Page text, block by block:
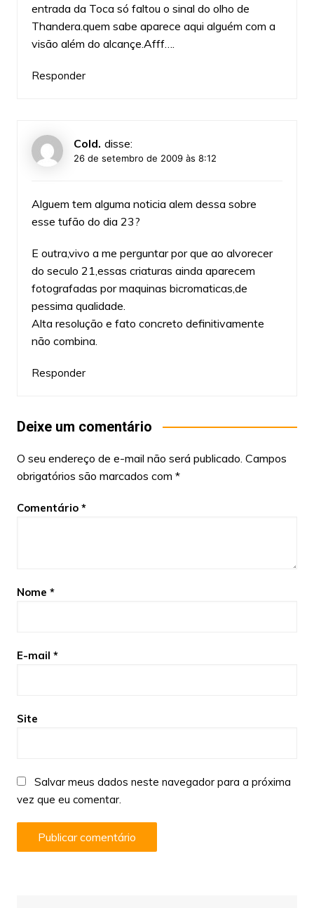
entrada da Toca só faltou o sinal do olho de
Thandera.quem sabe aparece aqui alguém com a
visão além do alcançe.Afff….
Responder
Cold. disse:
26 de setembro de 2009 às 8:12
Alguem tem alguma noticia alem dessa sobre
esse tufão do dia 23?
E outra,vivo a me perguntar por que ao alvorecer
do seculo 21,essas criaturas ainda aparecem
fotografadas por maquinas bicromaticas,de
pessima qualidade.
Alta resolução e fato concreto definitivamente
não combina.
Responder
Deixe um comentário
O seu endereço de e-mail não será publicado. Campos
obrigatórios são marcados com *
Comentário *
Nome *
E-mail *
Site
Salvar meus dados neste navegador para a próxima
vez que eu comentar.